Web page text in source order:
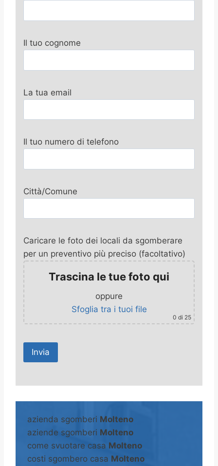
Il tuo cognome
La tua email
Il tuo numero di telefono
Città/Comune
Caricare le foto dei locali da sgomberare
per un preventivo più preciso (facoltativo)
Trascina le tue foto qui
oppure
Sfoglia tra i tuoi file
0 di 25
A
e
n
a
azienda sgomberi Molteno
aziende sgomberi Molteno
come svuotare casa Molteno
costi sgombero casa Molteno